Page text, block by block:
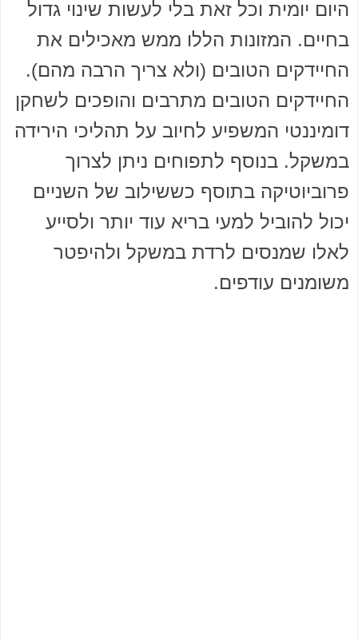
היום יומית וכל זאת בלי לעשות שינוי גדול
בחיים. המזונות הללו ממש מאכילים את
החיידקים הטובים (ולא צריך הרבה מהם).
החיידקים הטובים מתרבים והופכים לשחקן
דומיננטי המשפיע לחיוב על תהליכי הירידה
במשקל. בנוסף לתפוחים ניתן לצרוך
פרוביוטיקה בתוסף כששילוב של השניים
יכול להוביל למעי בריא עוד יותר ולסייע
לאלו שמנסים לרדת במשקל ולהיפטר
משומנים עודפים.